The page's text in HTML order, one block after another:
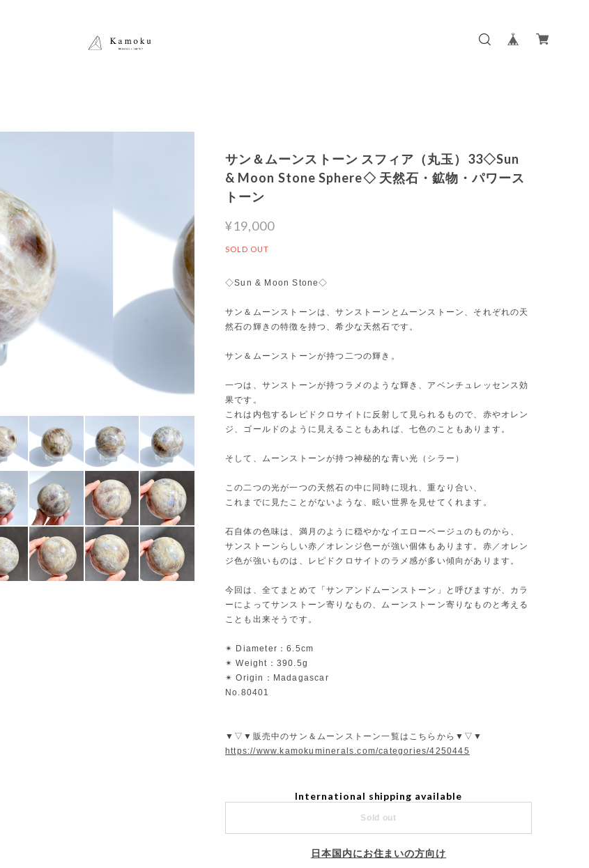
サン＆ムーンストーン スフィア（丸玉）33◇Sun
& Moon Stone Sphere◇ 天然石・鉱物・パワース
トーン
¥19,000
SOLD OUT
◇Sun & Moon Stone◇
サン＆ムーンストーンは、サンストーンとムーンストーン、それぞれの天
然石の輝きの特徴を持つ、希少な天然石です。
サン＆ムーンストーンが持つ二つの輝き。
一つは、サンストーンが持つラメのような輝き、アベンチュレッセンス効
果です。
これは内包するレピドクロサイトに反射して見られるもので、赤やオレン
ジ、ゴールドのように見えることもあれば、七色のこともあります。
そして、ムーンストーンが持つ神秘的な青い光（シラー）
この二つの光が一つの天然石の中に同時に現れ、重なり合い、
これまでに見たことがないような、眩い世界を見せてくれます。
石自体の色味は、満月のように穏やかなイエローベージュのものから、
サンストーンらしい赤／オレンジ色ーが強い個体もあります。赤／オレン
ジ色が強いものは、レピドクロサイトのラメ感が多い傾向があります。
今回は、全てまとめて「サンアンドムーンストーン」と呼びますが、カラ
ーによってサンストーン寄りなもの、ムーンストーン寄りなものと考える
ことも出来そうです。
✴︎ Diameter：6.5cm
✴︎ Weight：390.5g
✴︎ Origin：Madagascar
No.80401
▼▽▼販売中のサン＆ムーンストーン一覧はこちらから▼▽▼
https://www.kamokuminerals.com/categories/4250445
International shipping available
Sold out
日本国内にお住まいの方向け